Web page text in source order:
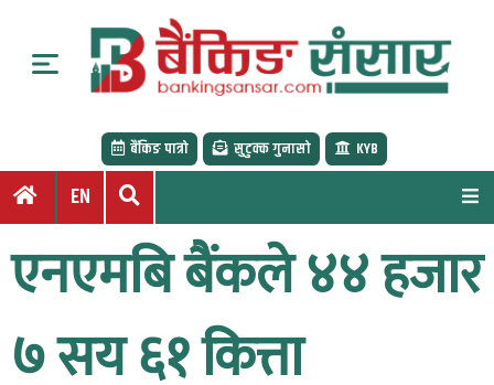
o
बैंकिङ पात्रो सुटुक्क गुनासो KYB
EN
एनएमबि बैंकले ४४ हजार
७ सय ६१ कित्ता